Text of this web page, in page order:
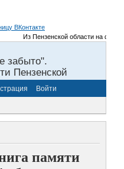
Из Пензенской области на
забыто".
Пензенской
Войти
памяти